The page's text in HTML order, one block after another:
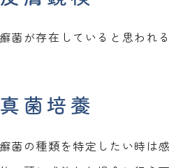
菌が存在していると思われ
真菌培養
菌の種類を特定したい時は